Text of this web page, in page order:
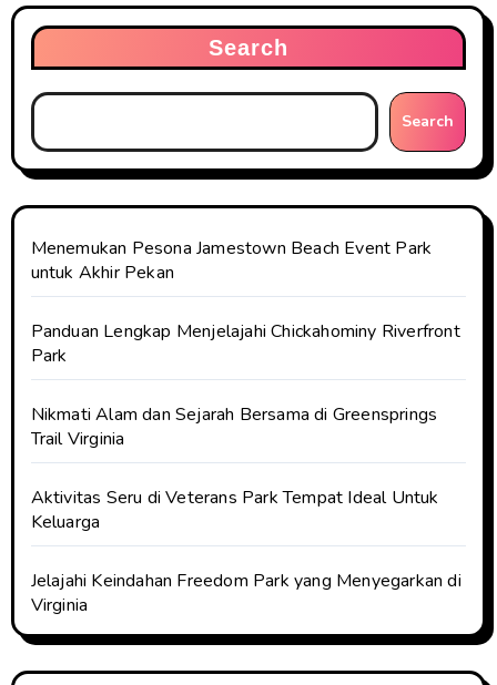
Search
Search
Menemukan Pesona Jamestown Beach Event Park
untuk Akhir Pekan
Panduan Lengkap Menjelajahi Chickahominy Riverfront
Park
Nikmati Alam dan Sejarah Bersama di Greensprings
Trail Virginia
Aktivitas Seru di Veterans Park Tempat Ideal Untuk
Keluarga
Jelajahi Keindahan Freedom Park yang Menyegarkan di
Virginia